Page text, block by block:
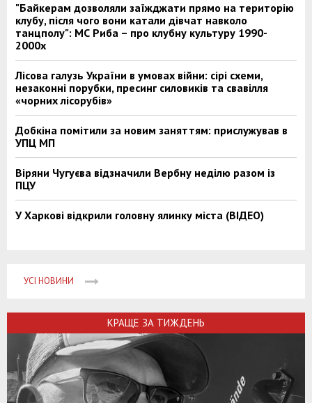
"Байкерам дозволяли заїжджати прямо на територію
клубу, після чого вони катали дівчат навколо
танцполу": МС Риба – про клубну культуру 1990-
2000х
Лісова галузь України в умовах війни: сірі схеми,
незаконні порубки, пресинг силовиків та свавілля
«чорних лісорубів»
Добкіна помітили за новим заняттям: прислужував в
УПЦ МП
Віряни Чугуєва відзначили Вербну неділю разом із
ПЦУ
У Харкові відкрили головну ялинку міста (ВІДЕО)
УСІ НОВИНИ
КРАЩЕ ЗА ТИЖДЕНЬ